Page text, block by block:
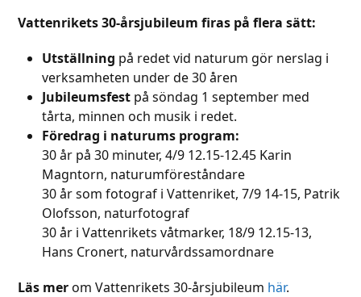
Vattenrikets 30-årsjubileum firas på flera sätt:
Utställning på redet vid naturum gör nerslag i
verksamheten under de 30 åren
Jubileumsfest på söndag 1 september med
tårta, minnen och musik i redet.
Föredrag i naturums program:
30 år på 30 minuter, 4/9 12.15-12.45 Karin
Magntorn, naturumföreståndare
30 år som fotograf i Vattenriket, 7/9 14-15, Patrik
Olofsson, naturfotograf
30 år i Vattenrikets våtmarker, 18/9 12.15-13,
Hans Cronert, naturvårdssamordnare
Läs merom Vattenrikets 30-årsjubileum här.